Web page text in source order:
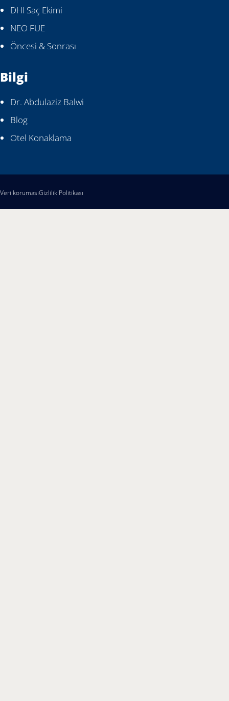
DHI Saç Ekimi
NEO FUE
Öncesi & Sonrası
Bilgi
Dr. Abdulaziz Balwi
Blog
Otel Konaklama
Veri korumasıGizlilik Politikası